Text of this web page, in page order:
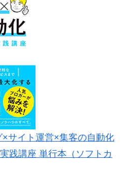
サイト運営×集客の自動化
践講座 単行本（ソフトカ